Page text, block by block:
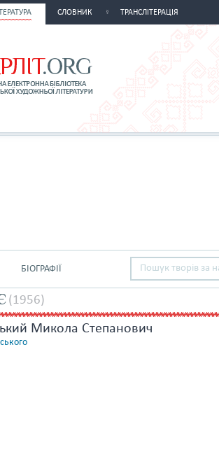
СЛОВНИК ТРАНСЛІТЕРАЦІЯ
БІОГРАФІЇ
(1956)
Микола Степанович